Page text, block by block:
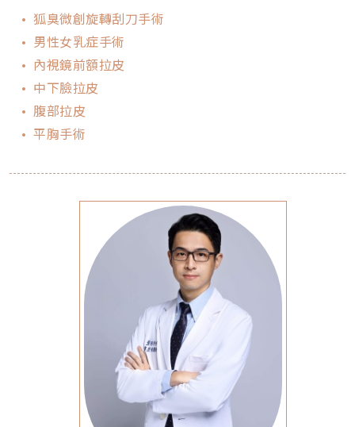
狐臭微創旋轉刮刀手術
男性女乳症手術
內視鏡前額拉皮
中下臉拉皮
腹部拉皮
平胸手術